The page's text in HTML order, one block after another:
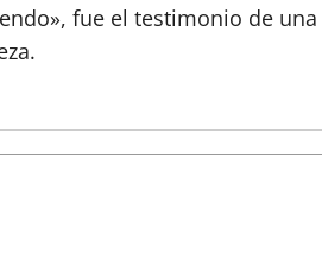
fue el testimonio de